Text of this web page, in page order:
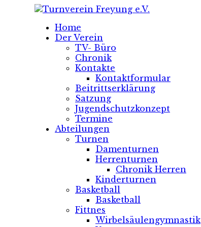
Home
Der Verein
TV- Büro
Chronik
Kontakte
Kontaktformular
Beitrittserklärung
Satzung
Jugendschutzkonzept
Termine
Abteilungen
Turnen
Damenturnen
Herrenturnen
Chronik Herren
Kinderturnen
Basketball
Basketball
Fittnes
Wirbelsäulengymnastik